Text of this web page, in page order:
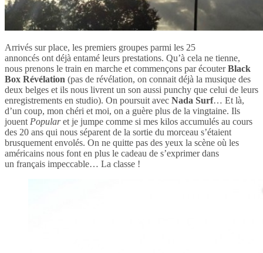
Arrivés sur place, les premiers groupes parmi les 25
annoncés ont déjà entamé leurs prestations. Qu’à cela ne tienne,
nous prenons le train en marche et commençons par écouterBlack
Box Révélation (pas de révélation, on connait déjà la musique des
deux belges et ils nous livrent un son aussi punchy que celui de leurs
enregistrements en studio). On poursuit avec Nada Surf… Et là,
d’un coup, mon chéri et moi, on a guère plus de la vingtaine. Ils
jouent Popularet je jumpe comme si mes kilos accumulés au cours
des 20 ans qui nous séparent de la sortie du morceau s’étaient
brusquement envolés. On ne quitte pas des yeux la scène où les
américains nous font en plus le cadeau de s’exprimer dans
un français impeccable… La classe !